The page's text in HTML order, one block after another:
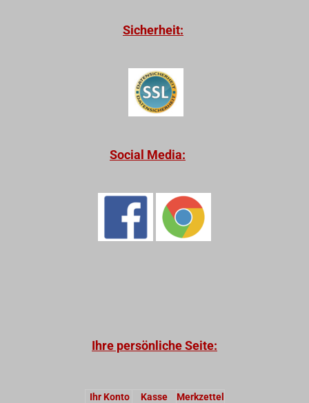
Sicherheit:
Social Media:
Ihre persönliche Seite:
Ihr Konto Kasse Merkzettel